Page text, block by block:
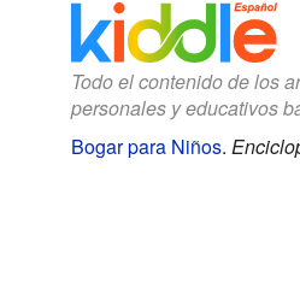
Todo el contenido de los
personales y educativos
Bogar para Niños.